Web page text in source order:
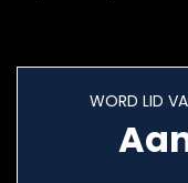
WORD LID